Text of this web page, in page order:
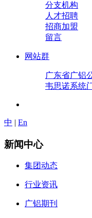
分支机构
人才招聘
招商加盟
留言
网站群
广东省广铝
韦思诺系统
中 | En
新闻中心
集团动态
行业资讯
广铝期刊